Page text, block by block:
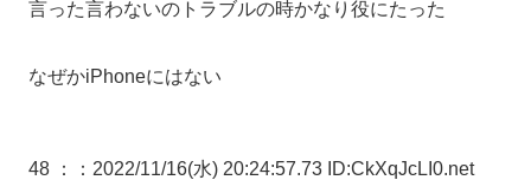
言った言わないのトラブルの時かなり役にたった
なぜかiPhoneにはない
48 ： ：2022/11/16(水) 20:24:57.73 ID:CkXqJcLI0.net